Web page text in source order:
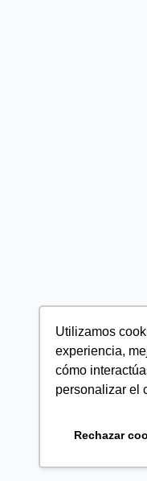
Utilizamos
experiencia,
cómo
personalizar el
Rechazar